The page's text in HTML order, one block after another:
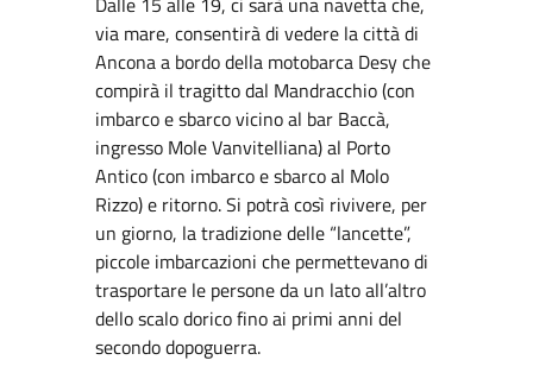
via mare, consentirà di vedere la città di
Ancona a bordo della motobarca Desy che
compirà il tragitto dal Mandracchio (con
imbarco e sbarco vicino al bar Baccà,
ingresso Mole Vanvitelliana) al Porto
Antico (con imbarco e sbarco al Molo
Rizzo) e ritorno. Si potrà così rivivere, per
un giorno, la tradizione delle “lancette”,
piccole imbarcazioni che permettevano di
trasportare le persone da un lato all’altro
dello scalo dorico fino ai primi anni del
secondo dopoguerra.